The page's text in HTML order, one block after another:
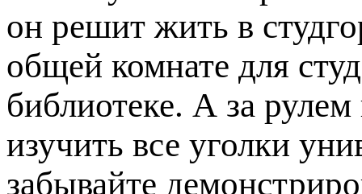
он решит жить в
общей комнате для
библиотеке. А за
изучить все уголки
забывайте